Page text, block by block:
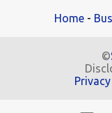
Home -
©